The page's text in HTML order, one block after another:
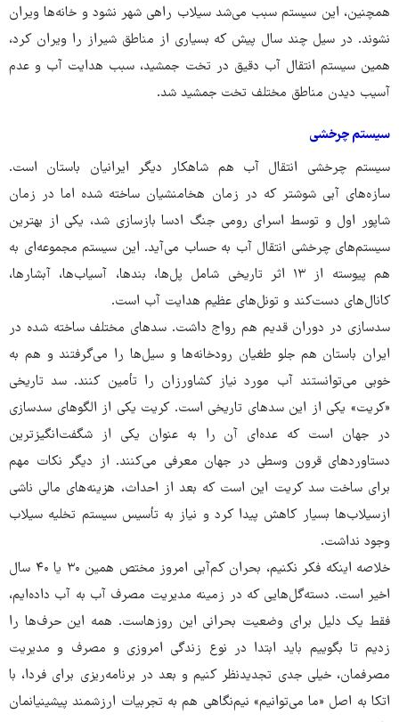
همچنین، این سیستم سبب می‌شد سیلاب راهی شهر نشود و خانه‌ها ویران
نشوند. در سیل چند سال پیش که بسیاری از مناطق شیراز را ویران کرد،
همین سیستم انتقال آب دقیق در تخت جمشید، سبب هدایت آب و عدم
آسیب دیدن مناطق مختلف تخت جمشید شد.
سیستم چرخشی
سیستم چرخشی انتقال آب هم شاهکار دیگر ایرانیان باستان است.
سازه‌های آبی شوشتر که در زمان هخامنشیان ساخته شده اما در زمان
شاپور اول و توسط اسرای رومی جنگ ادسا بازسازی شد، یکی از بهترین
سیستم‌های چرخشی انتقال آب به حساب می‌آید. این سیستم مجموعه‌ای به
هم پیوسته از ۱۳ اثر تاریخی شامل پل‌ها، بندها، آسیاب‌ها، آبشارها،
کانال‌های دست‌کند و تونل‌های عظیم هدایت آب است.
سدسازی در دوران قدیم هم رواج داشت. سدهای مختلف ساخته شده در
ایران باستان هم جلو طغیان رودخانه‌ها و سیل‌ها را می‌گرفتند و هم به
خوبی می‌توانستند آب مورد نیاز کشاورزان را تأمین کنند. سد تاریخی
«کریت» یکی از این سدهای تاریخی است. کریت یکی از الگوهای سدسازی
در جهان است که عده‌ای آن را به عنوان یکی از شگفت‌انگیزترین
دستاوردهای قرون وسطی در جهان معرفی می‌کنند. از دیگر نکات مهم
برای ساخت سد کریت این است که بعد از احداث، هزینه‌های مالی ناشی
ازسیلاب‌ها بسیار کاهش پیدا کرد و نیاز به تأسیس سیستم تخلیه سیلاب
وجود نداشت.
خلاصه اینکه فکر نکنیم، بحران کم‌آبی امروز مختص همین ۳۰ یا ۴۰ سال
اخیر است. دسته‌گل‌هایی که در زمینه مدیریت مصرف آب به آب داده‌ایم،
فقط یک دلیل برای وضعیت بحرانی این روزهاست. همه این حرف‌ها را
زدیم تا بگوییم باید ابتدا در نوع زندگی امروزی و مصرف و مدیریت
مصرفمان، خیلی جدی تجدیدنظر کنیم و بعد در برنامه‌ریزی برای فردا، با
اتکا به اصل «ما می‌توانیم» نیم‌نگاهی هم به تجربیات ارزشمند پیشینیانمان